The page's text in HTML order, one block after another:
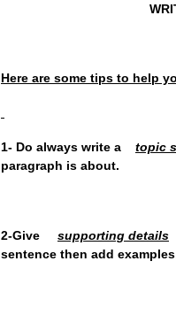
Here are some tips to help
1- Do always write a topic
paragraph is about.
2-Give supporting details
sentence then add